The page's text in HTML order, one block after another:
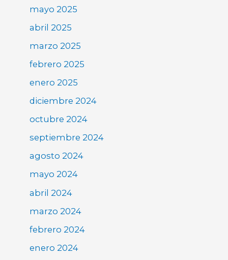
mayo 2025
abril 2025
marzo 2025
febrero 2025
enero 2025
diciembre 2024
octubre 2024
septiembre 2024
agosto 2024
mayo 2024
abril 2024
marzo 2024
febrero 2024
enero 2024